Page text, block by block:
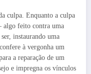
culpa. Enquanto a culpa
algo feito contra uma
instaurando uma
à vergonha um
a reparação de um
e impregna os vínculos